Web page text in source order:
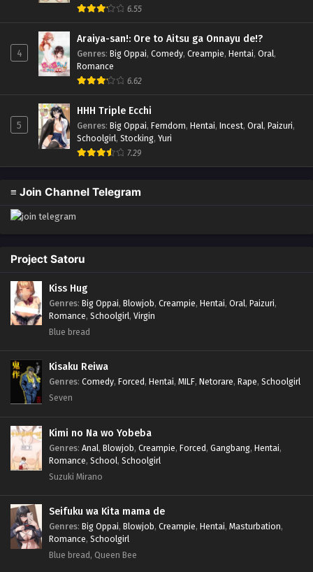
6.55
4
Araiya-san!: Ore to Aitsu ga Onnayu de!?
Genres: Big Oppai, Comedy, Creampie, Hentai, Oral,
Romance
6.62
5
HHH Triple Ecchi
Genres: Big Oppai, Femdom, Hentai, Incest, Oral, Paizuri,
Schoolgirl, Stocking, Yuri
7.29
≡ Join Channel Telegram
Project Satoru
Kiss Hug
Genres: Big Oppai, Blowjob, Creampie, Hentai, Oral, Paizuri,
Romance, Schoolgirl, Virgin
Blue bread
Kisaku Reiwa
Genres: Comedy, Forced, Hentai, MILF, Netorare, Rape, Schoolgirl
Seven
Kimi no Na wo Yobeba
Genres: Anal, Blowjob, Creampie, Forced, Gangbang, Hentai,
Romance, School, Schoolgirl
Suzuki Mirano
Seifuku wa Kita mama de
Genres: Big Oppai, Blowjob, Creampie, Hentai, Masturbation,
Romance, Schoolgirl
Blue bread, Queen Bee